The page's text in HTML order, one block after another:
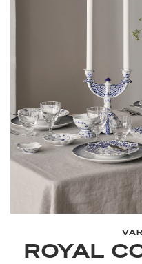
ROYAL